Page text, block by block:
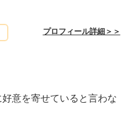
プロフィール詳細＞＞
意を寄せていると言わな